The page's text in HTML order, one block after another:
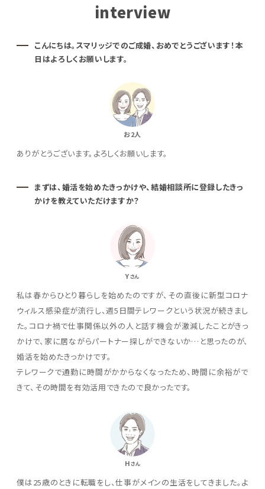
interview
こんにちは。スマリッジでのご成婚、おめでとうございます！本
日はよろしくお願いします。
お2人
ありがとうございます。よろしくお願いします。
まずは、婚活を始めたきっかけや、結婚相談所に登録したきっ
かけを教えていただけますか？
Yさん
私は春からひとり暮らしを始めたのですが、その直後に新型コロナ
ウィルス感染症が流行し、週5日間テレワークという状況が続きまし
た。コロナ禍で仕事関係以外の人と話す機会が激減したことがきっ
かけで、家に居ながらパートナー探しができないか…と思ったのが、
婚活を始めたきっかけです。
テレワークで通勤に時間がかからなくなったため、時間に余裕がで
きて、その時間を有効活用できたので良かったです。
Hさん
僕は25歳のときに転職をし、仕事がメインの生活をしてきました。よ